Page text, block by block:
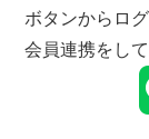
ボタンからロ
会員連携をし